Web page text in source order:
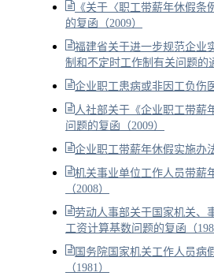
《关于〈职工带薪年休假条
的复函（2009）
福建省关于进一步规范企业
制和不定时工作制有关问题的
企业职工患病或非因工负伤
人社部关于《企业职工带薪
问题的复函（2009）
企业职工带薪年休假实施办
机关事业单位工作人员带薪
（2008）
劳动人事部关于国家机关、
工资计算基数问题的复函（
国务院国家机关工作人员病
（1981）